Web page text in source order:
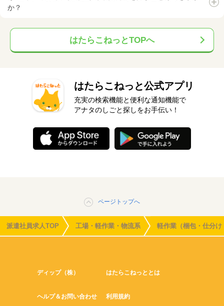
か？
はたらこねっとTOPへ
はたらこねっと公式アプリ
充実の検索機能と便利な通知機能で
アナタのしごと探しをお手伝い！
ページトップへ
派遣社員求人TOP 工場・軽作業・物流系 軽作業（梱包・仕分け
ディップ（株） はたらこねっととは
ヘルプ＆お問い合わせ 利用規約